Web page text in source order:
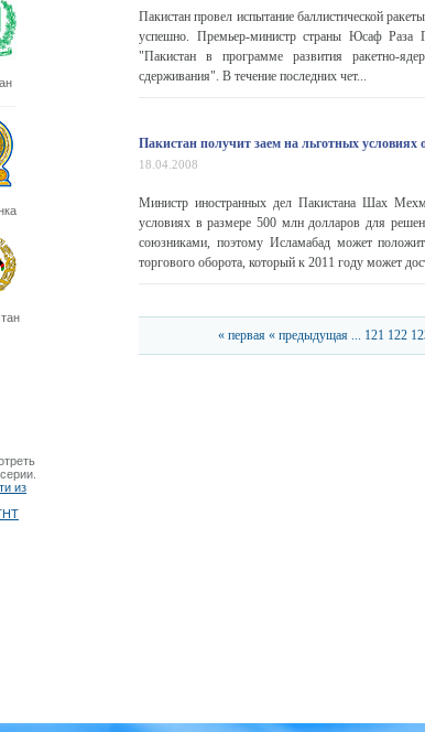
из
Пакистан провел испытание баллистической
успешно. Премьер-министр страны Юсаф Раза
"Пакистан в программе развития ракетно-
сдерживания". В течение последних чет...
Пакистан получит заем на льготных условиях
18.04.2008
Министр иностранных дел Пакистана Шах
условиях в размере 500 млн долларов для
союзниками, поэтому Исламабад может
торгового оборота, который к 2011 году может
« первая « предыдущая ... 121 122